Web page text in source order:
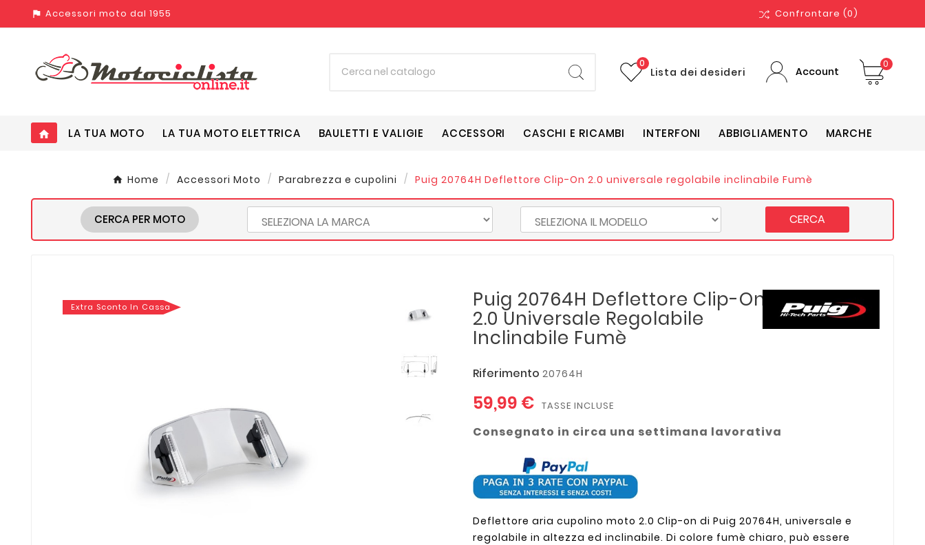
assistant_photo Accessori moto dal 1955 Confrontare (0)
Lista dei desideri
0
Account
0
home LA TUA MOTO LA TUA MOTO ELETTRICA BAULETTI E VALIGIE ACCESSORI CASCHI E RICAMBI INTERFONI ABBIGLIAMENTO MARCHE
Home Accessori Moto Parabrezza e cupolini Puig 20764H Deflettore Clip-On 2.0 universale regolabile inclinabile Fumè
CERCA PER MOTO CERCA
Extra Sconto In Cassa Puig 20764H Deflettore Clip-On
2.0 Universale Regolabile
Inclinabile Fumè
Riferimento 20764H
59,99 € TASSE INCLUSE
Consegnato in circa una settimana lavorativa
Deflettore aria cupolino moto 2.0 Clip-on di Puig 20764H, universale e
regolabile in altezza ed inclinabile. Di colore fumè chiaro, può essere